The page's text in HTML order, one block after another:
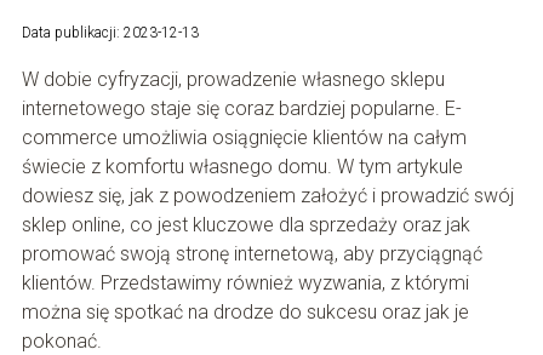
Data publikacji: 2023-12-13
W dobie cyfryzacji, prowadzenie własnego sklepu
internetowego staje się coraz bardziej popularne. E-
commerce umożliwia osiągnięcie klientów na całym
świecie z komfortu własnego domu. W tym artykule
dowiesz się, jak z powodzeniem założyć i prowadzić swój
sklep online, co jest kluczowe dla sprzedaży oraz jak
promować swoją stronę internetową, aby przyciągnąć
klientów. Przedstawimy również wyzwania, z którymi
można się spotkać na drodze do sukcesu oraz jak je
pokonać.